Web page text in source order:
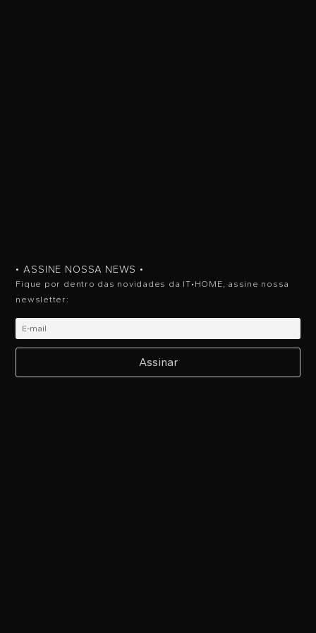
• ASSINE NOSSA NEWS •
Fique por dentro das novidades da IT•HOME, assine nossa
newsletter: